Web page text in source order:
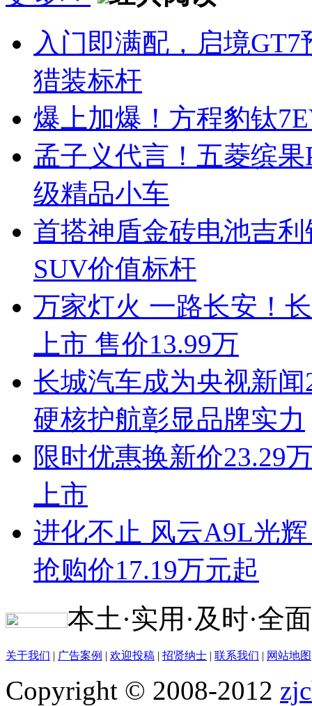
入门即满配，启境
猎装标杆
爆上加爆！方程豹钛
孟子义代言！五菱缤
级精品小车
首搭神盾金砖电池吉
SUV价值标杆
万家灯火 一路长安！
上市 售价13.99万
长城汽车成为央视新
硬核护航彰显品牌实力
限时优惠换新价23.29
上市
进化不止 风云A9L光
抢购价17.19万元起
本土·实用·及时·全
关于我们 | 广告案例 | 欢迎投稿 | 招贤纳士 | 联系我们 | 网站地图
Copyright © 2008-2012